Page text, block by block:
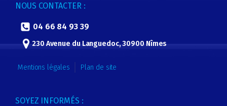
NOUS CONTACTER :
04 66 84 93 39
230 Avenue du Languedoc, 30900 Nîmes
Mentions légales Plan de site
SOYEZ INFORMÉS :